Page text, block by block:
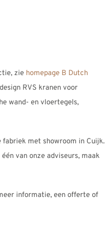
zie homepage B Dutch
RVS kranen voor
wand- en vloertegels,
fabriek met showroom in Cuijk.
van onze adviseurs, maak
informatie, een offerte of